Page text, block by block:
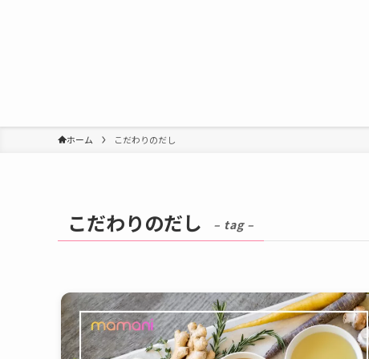
ホーム こだわりのだし
こだわりのだし – tag –